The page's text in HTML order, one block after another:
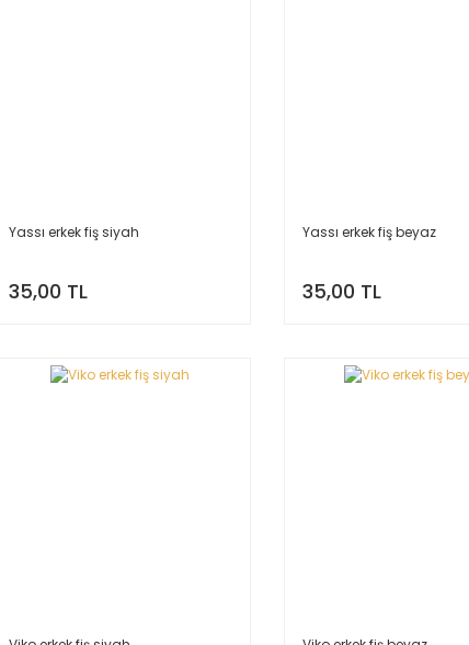
Yassı erkek fiş siyah
35,00 TL
Yassı erkek fiş beyaz
35,00 TL